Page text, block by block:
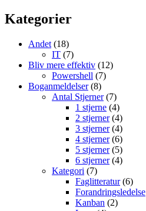
Kategorier
Andet (18)
IT (7)
Bliv mere effektiv (12)
Powershell (7)
Boganmeldelser(8)
Antal Stjerner(7)
1 stjerne (4)
2 stjerner(4)
3 stjerner(4)
4 stjerner(6)
5 stjerner(5)
6 stjerner(4)
Kategori (7)
Faglitteratur(6)
Forandringsledelse
Kanban (2)